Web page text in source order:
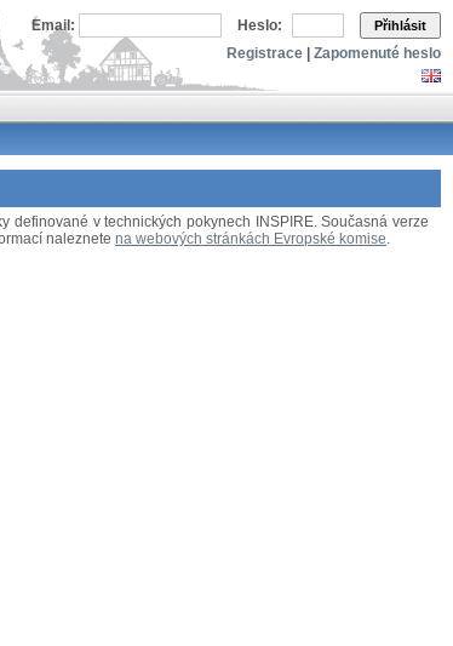
Email: Heslo: Přihlásit
Registrace Zapomenuté heslo
definované v technických pokynech INSPIRE. Současná verze
naleznete na webových stránkách Evropské komise.